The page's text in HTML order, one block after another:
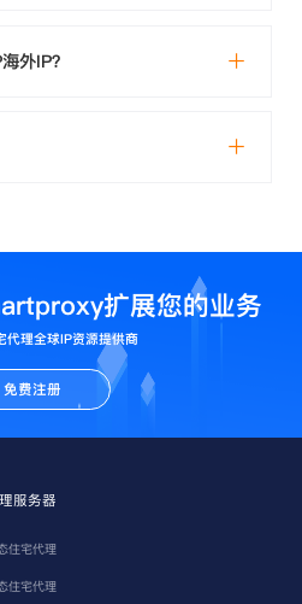
外IP？
扩展您的业务
代理全球IP资源提供商
免费注册
服务器
住宅代理
住宅代理